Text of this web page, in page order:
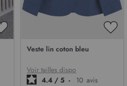
AJOUTER
D’ENVIE
Veste lin coton bleu
Voir tailles dispo
4.4 / 5 - 10 avis